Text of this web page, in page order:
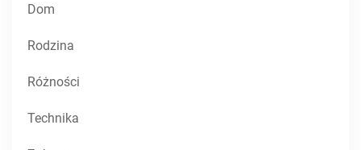
Dom
Rodzina
Różności
Technika